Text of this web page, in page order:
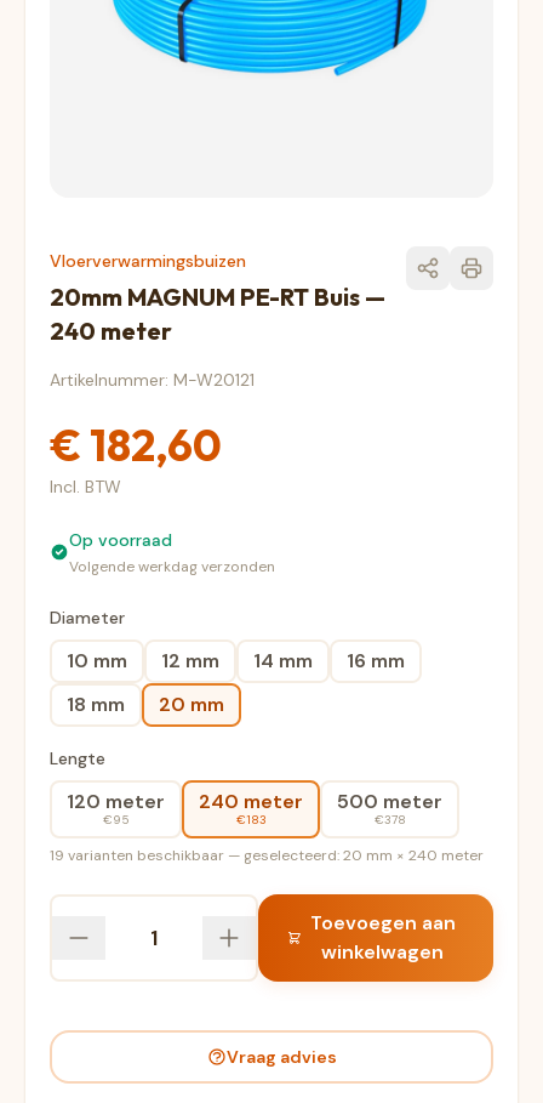
Vloerverwarmingsbuizen
20mm MAGNUM PE-RT Buis —
240 meter
Artikelnummer: M-W20121
€ 182,60
Incl. BTW
Op voorraad
Volgende werkdag verzonden
Diameter
10 mm 12 mm 14 mm
16 mm
18 mm
20 mm
Lengte
120 meter
€95
240 meter
€183
500 meter
€378
19 varianten beschikbaar — geselecteerd: 20 mm × 240 meter
Toevoegen aan
winkelwagen
Vraag advies